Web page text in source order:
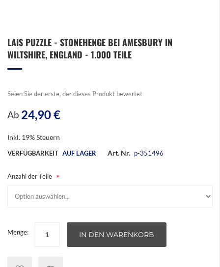
Anfang
der
LAIS PUZZLE - STONEHENGE BEI AMESBURY IN
WILTSHIRE, ENGLAND - 1.000 TEILE
Seien Sie der erste, der dieses Produkt bewertet
Ab 24,90 €
Inkl. 19% Steuern
VERFÜGBARKEIT AUF LAGER Art. Nr. p-351496
Anzahl der Teile
Menge: IN DEN WARENKORB